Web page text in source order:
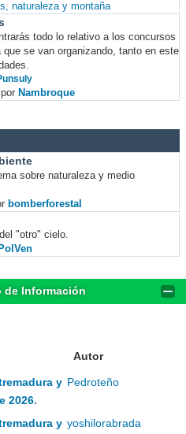
naturaleza y montaña
todo lo relativo a los concursos
se van organizando, tanto en este
por Nambroque
sobre naturaleza y medio
bomberforestal
"otro" cielo.
de Información
Autor
y
2026.
Pedroteño
y yoshilorabrada